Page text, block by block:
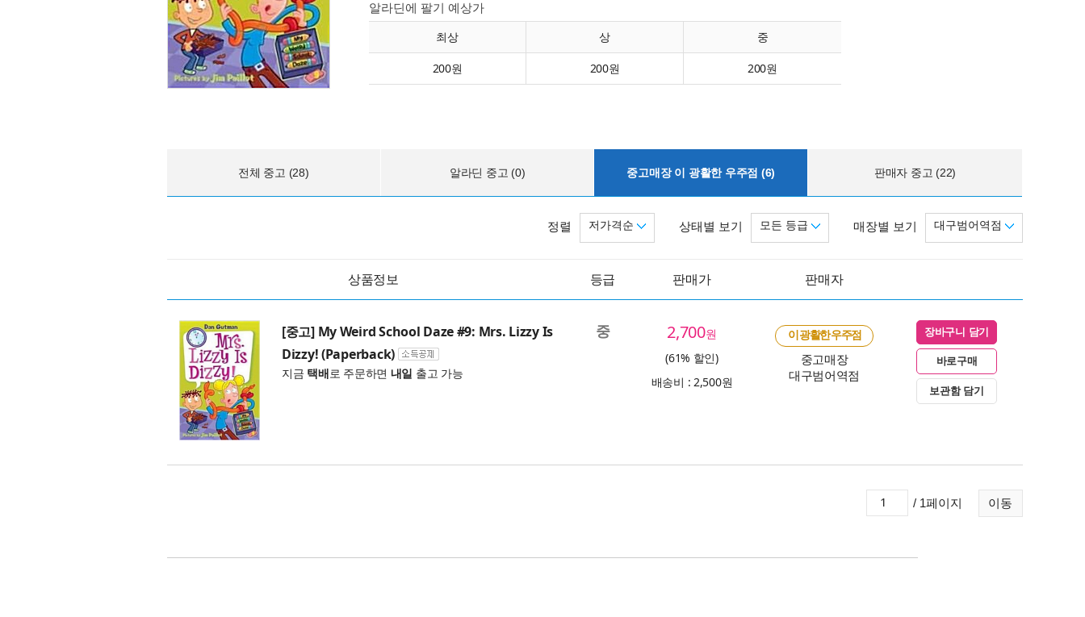
알라딘에 팔기 예상가
최상 상 중
200원 200원 200원
전체 중고 (28) 알라딘 중고 (0) 중고매장 이 광활한 우주점 (6) 판매자 중고 (22)
매장별 보기 대구범어역점
상태별 보기 모든 등급
정렬 저가격순
상품정보 등급 판매가 판매자
[중고] My Weird School Daze #9: Mrs. Lizzy Is
Dizzy! (Paperback)
지금 택배로 주문하면 내일 출고 가능
중 2,700원
(61% 할인)
배송비 : 2,500원
이 광활한 우주점
중고매장
대구범어역점
장바구니 담기
바로구매
보관함 담기
이동
/ 1페이지